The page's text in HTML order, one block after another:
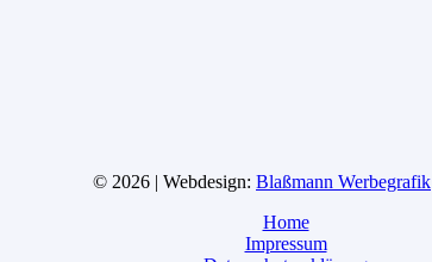
© 2026 | Webdesign: Blaßmann Werbegrafik
Home
Impressum